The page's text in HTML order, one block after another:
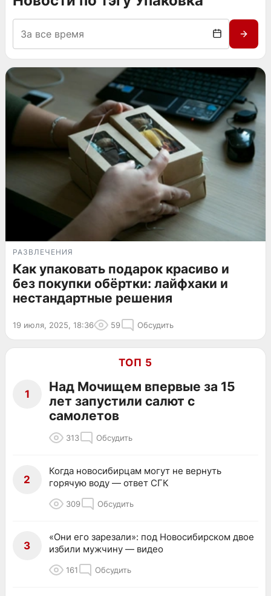
РАЗВЛЕЧЕНИЯ
Как упаковать подарок красиво и
без покупки обёртки: лайфхаки и
нестандартные решения
19 июля, 2025, 18:36 59 Обсудить
ТОП 5
1
Над Мочищем впервые за 15
лет запустили салют с
самолетов
313 Обсудить
2
Когда новосибирцам могут не вернуть
горячую воду — ответ СГК
309 Обсудить
3
«Они его зарезали»: под Новосибирском двое
избили мужчину — видео
161 Обсудить